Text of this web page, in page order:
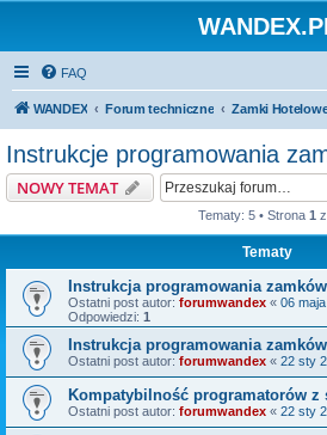
FAQ
WANDEX Forum techniczne Zamki Hotelowe
Instrukcje programowania
NOWY TEMAT
Tematy: 5 • Strona 1 z
Tematy
Instrukcja programowania
Ostatni post autor: forumwandex « 06
Odpowiedzi: 1
Instrukcja programowania
Ostatni post autor: forumwandex « 22 sty
Kompatybilność programatorów z
Ostatni post autor: forumwandex « 22 sty